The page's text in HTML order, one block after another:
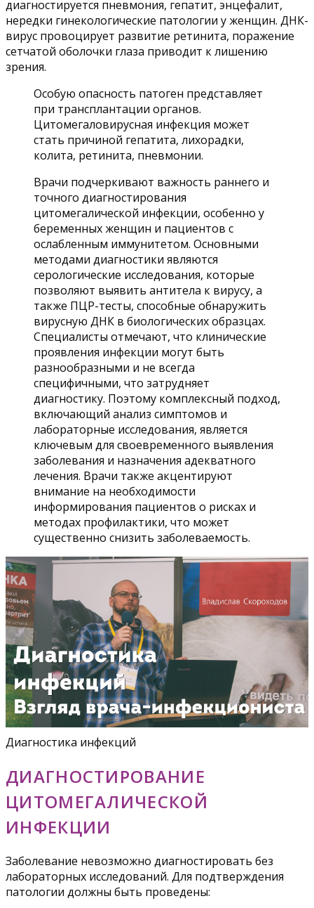
диагностируется пневмония, гепатит, энцефалит,
нередки гинекологические патологии у женщин. ДНК-
вирус провоцирует развитие ретинита, поражение
сетчатой оболочки глаза приводит к лишению
зрения.
Особую опасность патоген представляет
при трансплантации органов.
Цитомегаловирусная инфекция может
стать причиной гепатита, лихорадки,
колита, ретинита, пневмонии.
Врачи подчеркивают важность раннего и
точного диагностирования
цитомегалической инфекции, особенно у
беременных женщин и пациентов с
ослабленным иммунитетом. Основными
методами диагностики являются
серологические исследования, которые
позволяют выявить антитела к вирусу, а
также ПЦР-тесты, способные обнаружить
вирусную ДНК в биологических образцах.
Специалисты отмечают, что клинические
проявления инфекции могут быть
разнообразными и не всегда
специфичными, что затрудняет
диагностику. Поэтому комплексный подход,
включающий анализ симптомов и
лабораторные исследования, является
ключевым для своевременного выявления
заболевания и назначения адекватного
лечения. Врачи также акцентируют
внимание на необходимости
информирования пациентов о рисках и
методах профилактики, что может
существенно снизить заболеваемость.
Диагностика инфекций
ДИАГНОСТИРОВАНИЕ
ЦИТОМЕГАЛИЧЕСКОЙ
ИНФЕКЦИИ
Заболевание невозможно диагностировать без
лабораторных исследований. Для подтверждения
патологии должны быть проведены: